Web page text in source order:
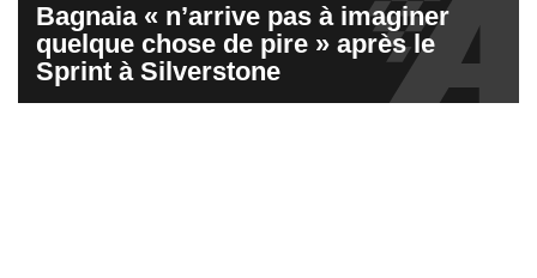
Bagnaia « n’arrive pas à imaginer
quelque chose de pire » après le
Sprint à Silverstone